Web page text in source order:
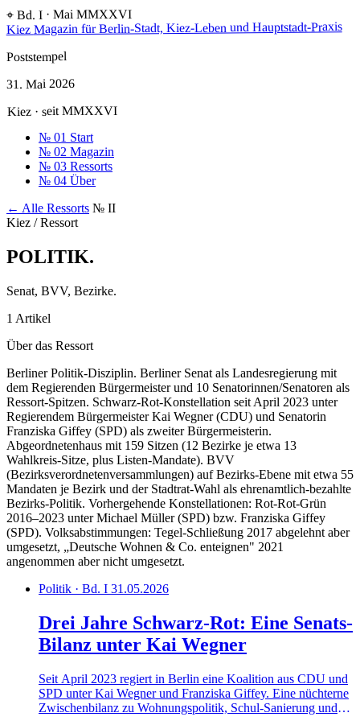
⌖ Bd. I · Mai MMXXVI
Kiez Magazin für Berlin-Stadt, Kiez-Leben und Hauptstadt-Praxis
Poststempel
31. Mai 2026
Kiez · seit MMXXVI
№ 01 Start
№ 02 Magazin
№ 03 Ressorts
№ 04 Über
← Alle Ressorts № II
Kiez / Ressort
POLITIK.
Senat, BVV, Bezirke.
1 Artikel
Über das Ressort
Berliner Politik-Disziplin. Berliner Senat als Landesregierung mit
dem Regierenden Bürgermeister und 10 Senatorinnen/Senatoren als
Ressort-Spitzen. Schwarz-Rot-Konstellation seit April 2023 unter
Regierendem Bürgermeister Kai Wegner (CDU) und Senatorin
Franziska Giffey (SPD) als zweiter Bürgermeisterin.
Abgeordnetenhaus mit 159 Sitzen (12 Bezirke je etwa 13
Wahlkreis-Sitze, plus Listen-Mandate). BVV
(Bezirksverordnetenversammlungen) auf Bezirks-Ebene mit etwa 55
Mandaten je Bezirk und der Stadtrat-Wahl als ehrenamtlich-bezahlte
Bezirks-Politik. Vorhergehende Konstellationen: Rot-Rot-Grün
2016–2023 unter Michael Müller (SPD) bzw. Franziska Giffey
(SPD). Volksabstimmungen: Tegel-Schließung 2017 abgelehnt aber
umgesetzt, „Deutsche Wohnen & Co. enteignen" 2021
angenommen aber nicht umgesetzt.
Politik · Bd. I 31.05.2026
Drei Jahre Schwarz-Rot: Eine Senats-
Bilanz unter Kai Wegner
Seit April 2023 regiert in Berlin eine Koalition aus CDU und
SPD unter Kai Wegner und Franziska Giffey. Eine nüchterne
Zwischenbilanz zu Wohnungspolitik, Schul-Sanierung und